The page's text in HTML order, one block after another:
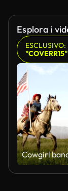
Generato da
Esplora i
"COVERR15"